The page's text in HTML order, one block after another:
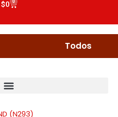
$0 0
Cart
Todos